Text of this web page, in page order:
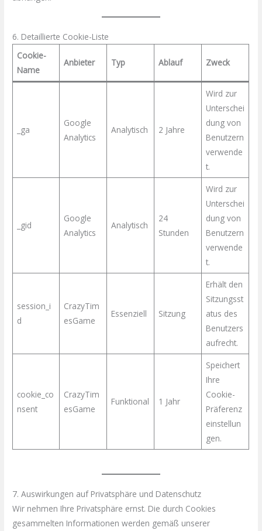
6. Detaillierte Cookie-Liste
Cookie-
Name
Anbieter Typ Ablauf Zweck
_ga
Google
Analytics
Analytisch 2 Jahre
Wird zur
Unterschei
dung von
Benutzern
verwende
t.
_gid
Google
Analytics
Analytisch
24
Stunden
Wird zur
Unterschei
dung von
Benutzern
verwende
t.
session_i
d
CrazyTim
esGame
Essenziell Sitzung
Erhält den
Sitzungsst
atus des
Benutzers
aufrecht.
cookie_co
nsent
CrazyTim
esGame
Funktional 1 Jahr
Speichert
Ihre
Cookie-
Präferenz
einstellun
gen.
7. Auswirkungen auf Privatsphäre und Datenschutz
Wir nehmen Ihre Privatsphäre ernst. Die durch Cookies
gesammelten Informationen werden gemäß unserer